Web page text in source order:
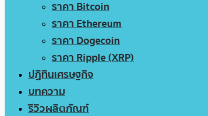
ราคา Bitcoin
ราคา Ethereum
ราคา Dogecoin
ราคา Ripple (XRP)
ปฏิทินเศรษฐกิจ
บทความ
รีวิวผลิตภัณฑ์